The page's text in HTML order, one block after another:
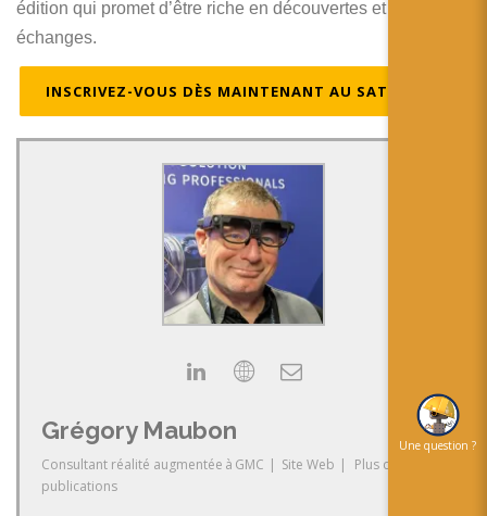
édition qui promet d’être riche en découvertes et en
échanges.
INSCRIVEZ-VOUS DÈS MAINTENANT AU SATIS 2024
Grégory Maubon
Consultant réalité augmentée à GMC | Site Web |
Plus de
publications
Une question ?